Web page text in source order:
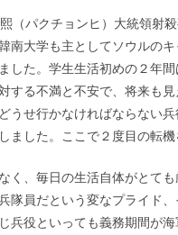
（パクチョンヒ）大統領射
南大学も主としてソウルの
した。学生生活初めの２年
する不満と不安で、将来も
うせ行かなければならない
ました。ここで２度目の転機
く、毎日の生活自体がとて
隊員だという変なプライド
兵役といっても義務期間が